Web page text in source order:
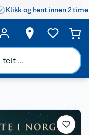
Klikk og hent innen 2